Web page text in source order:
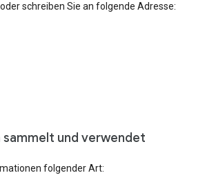
schreiben Sie an folgende Adresse:
und verwendet
folgender Art: